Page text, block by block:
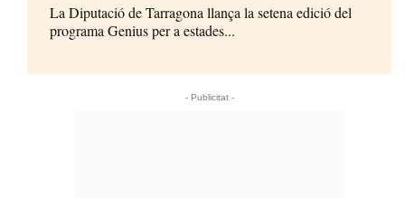
La Diputació de Tarragona llança la setena edició del
programa Genius per a estades...
- Publicitat -